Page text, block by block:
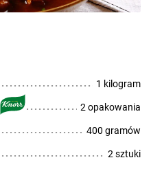
1 kilogram
2 opakowania
400 gramów
2 sztuki